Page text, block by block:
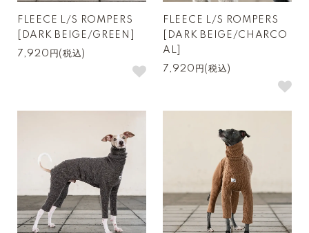
FLEECE L/S ROMPERS
[DARK BEIGE/GREEN]
7,920円(税込)
FLEECE L/S ROMPERS
[DARK BEIGE/CHARCO
AL]
7,920円(税込)